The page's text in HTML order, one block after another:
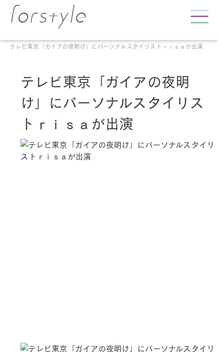
テレビ東京「ガイアの夜明け」にパーソナルスタイリストｒｉｓａが出演
テレビ東京「ガイアの夜明
け」にパーソナルスタイリス
トｒｉｓａが出演